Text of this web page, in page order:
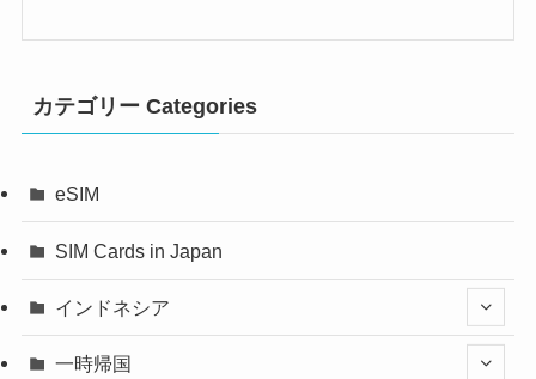
カテゴリー Categories
eSIM
SIM Cards in Japan
インドネシア
一時帰国